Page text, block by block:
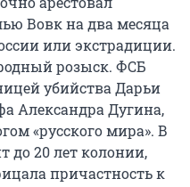
Вовк на два месяца
или экстрадиции.
розыск. ФСБ
убийства Дарьи
Александра Дугина,
«русского мира». В
до 20 лет колонии,
причастность к